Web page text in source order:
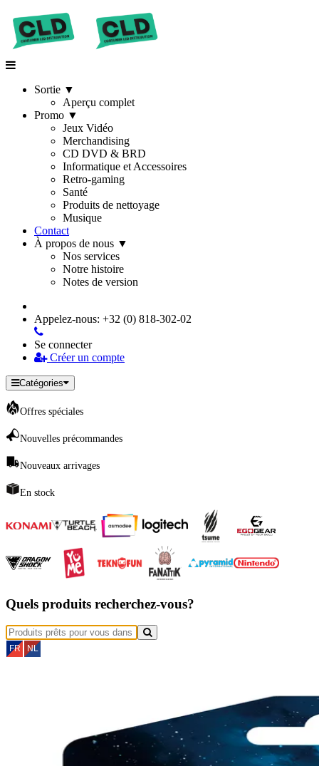
Sortie ▼
Aperçu complet
Promo ▼
Jeux Vidéo
Merchandising
CD DVD & BRD
Informatique et Accessoires
Retro-gaming
Santé
Produits de nettoyage
Musique
Contact
À propos de nous ▼
Nos services
Notre histoire
Notes de version
Appelez-nous: +32 (0) 818-302-02
Se connecter
Créer un compte
Catégories
Offres spéciales
Nouvelles précommandes
Nouveaux arrivages
En stock
Quels produits recherchez-vous?